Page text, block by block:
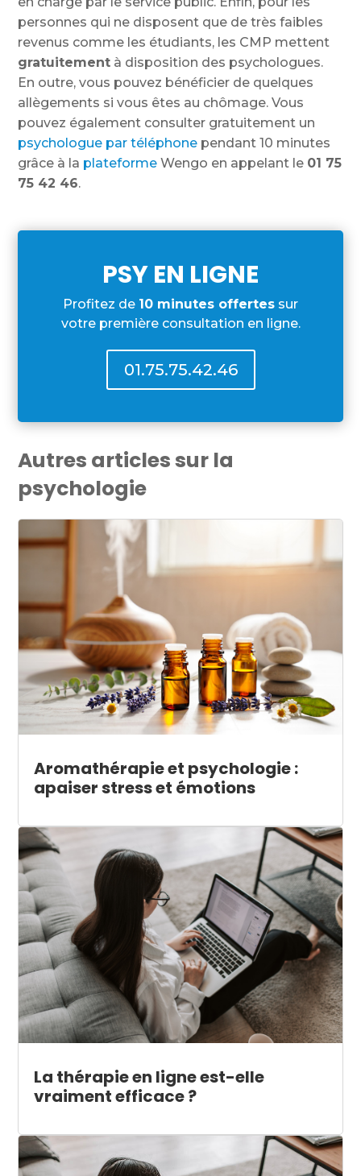
personnes qui ne disposent que de très faibles
revenus comme les étudiants, les CMP mettent
gratuitement à disposition des psychologues.
En outre, vous pouvez bénéficier de quelques
allègements si vous êtes au chômage. Vous
pouvez également consulter gratuitement un
psychologue par téléphone pendant 10 minutes
grâce à la plateforme Wengo en appelant le 01 75
75 42 46.
PSY EN LIGNE
Profitez de 10 minutes offertes sur
votre première consultation en ligne.
01.75.75.42.46
Autres articles sur la
psychologie
Aromathérapie et psychologie :
apaiser stress et émotions
La thérapie en ligne est-elle
vraiment efficace ?